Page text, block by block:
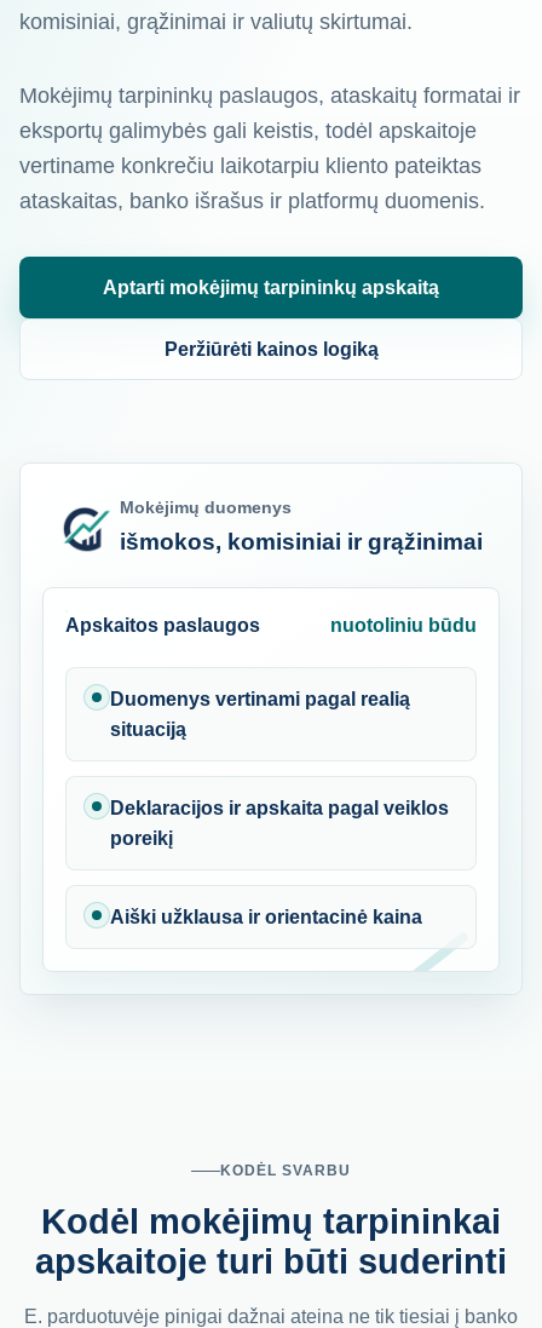
komisiniai, grąžinimai ir valiutų skirtumai.
Mokėjimų tarpininkų paslaugos, ataskaitų formatai ir
eksportų galimybės gali keistis, todėl apskaitoje
vertiname konkrečiu laikotarpiu kliento pateiktas
ataskaitas, banko išrašus ir platformų duomenis.
Aptarti mokėjimų tarpininkų apskaitą
Peržiūrėti kainos logiką
Mokėjimų duomenys
išmokos, komisiniai ir grąžinimai
Apskaitos paslaugos nuotoliniu būdu
Duomenys vertinami pagal realią
situaciją
Deklaracijos ir apskaita pagal veiklos
poreikį
Aiški užklausa ir orientacinė kaina
KODĖL SVARBU
Kodėl mokėjimų tarpininkai
apskaitoje turi būti suderinti
E. parduotuvėje pinigai dažnai ateina ne tik tiesiai į banko